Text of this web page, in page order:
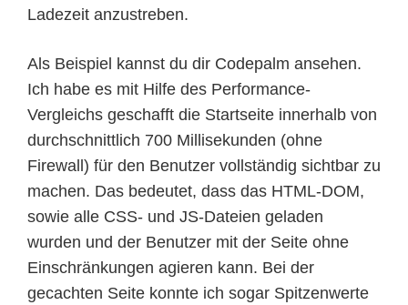
Ladezeit anzustreben.
Als Beispiel kannst du dir Codepalm ansehen.
Ich habe es mit Hilfe des Performance-
Vergleichs geschafft die Startseite innerhalb von
durchschnittlich 700 Millisekunden (ohne
Firewall) für den Benutzer vollständig sichtbar zu
machen. Das bedeutet, dass das HTML-DOM,
sowie alle CSS- und JS-Dateien geladen
wurden und der Benutzer mit der Seite ohne
Einschränkungen agieren kann. Bei der
gecachten Seite konnte ich sogar Spitzenwerte